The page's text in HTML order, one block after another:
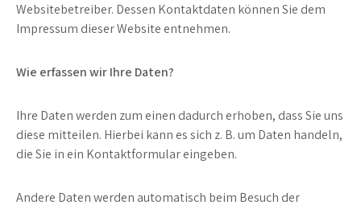
Websitebetreiber. Dessen Kontaktdaten können Sie dem
Impressum dieser Website entnehmen.
Wie erfassen wir Ihre Daten?
Ihre Daten werden zum einen dadurch erhoben, dass Sie uns
diese mitteilen. Hierbei kann es sich z. B. um Daten handeln,
die Sie in ein Kontaktformular eingeben.
Andere Daten werden automatisch beim Besuch der